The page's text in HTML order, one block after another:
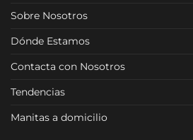
Sobre Nosotros
Dónde Estamos
Contacta con Nosotros
Tendencias
Manitas a domicilio